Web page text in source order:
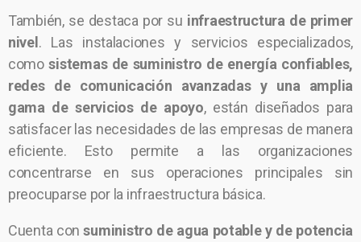
También, se destaca por su infraestructura de primer
nivel . Las instalaciones y servicios especializados,
comosistemas de suministro de energía confiables,
redes de comunicación avanzadas y una amplia
gama de servicios de apoyo, están diseñados para
satisfacer las necesidades de las empresas de manera
eficiente. Esto permite a las organizaciones
concentrarse en sus operaciones principales sin
preocuparse por la infraestructura básica.
Cuenta consuministro de agua potable y de potencia